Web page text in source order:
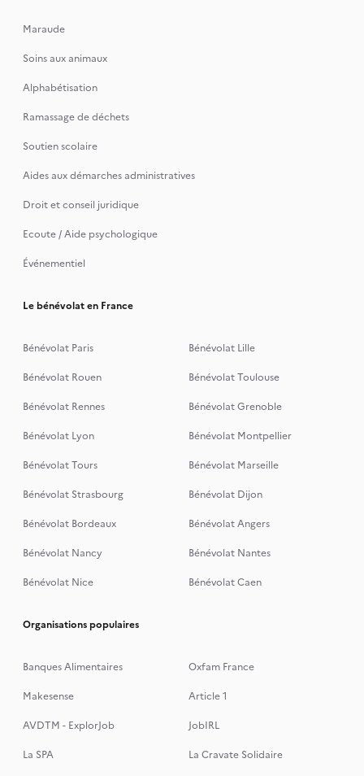
Maraude
Soins aux animaux
Alphabétisation
Ramassage de déchets
Soutien scolaire
Aides aux démarches administratives
Droit et conseil juridique
Ecoute / Aide psychologique
Événementiel
Le bénévolat en France
Bénévolat Paris
Bénévolat Lille
Bénévolat Rouen
Bénévolat Toulouse
Bénévolat Rennes
Bénévolat Grenoble
Bénévolat Lyon
Bénévolat Montpellier
Bénévolat Tours
Bénévolat Marseille
Bénévolat Strasbourg
Bénévolat Dijon
Bénévolat Bordeaux
Bénévolat Angers
Bénévolat Nancy
Bénévolat Nantes
Bénévolat Nice
Bénévolat Caen
Organisations populaires
Banques Alimentaires
Oxfam France
Makesense
Article 1
AVDTM - ExplorJob
JobIRL
La SPA
La Cravate Solidaire